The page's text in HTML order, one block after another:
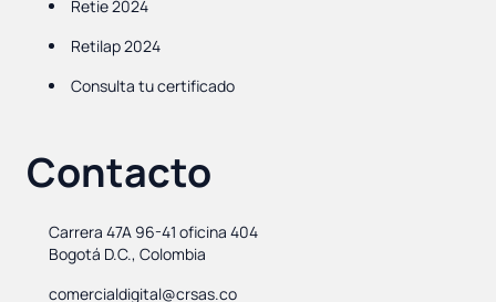
Retie 2024
Retilap 2024
Consulta tu certificado
Contacto
Carrera 47A 96-41 oficina 404
Bogotá D.C., Colombia
comercialdigital@crsas.co